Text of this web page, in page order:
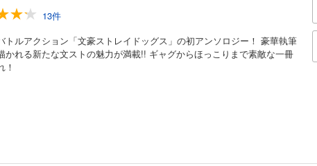
13件
トルアクション「文豪ストレイドッグス」の初アンソロジー！ 豪華執筆
かれる新たな文ストの魅力が満載!! ギャグからほっこりまで素敵な一冊
！